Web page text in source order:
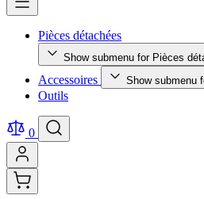
Pièces détachées
Show submenu for Pièces
Accessoires Show submenu
Outils
0